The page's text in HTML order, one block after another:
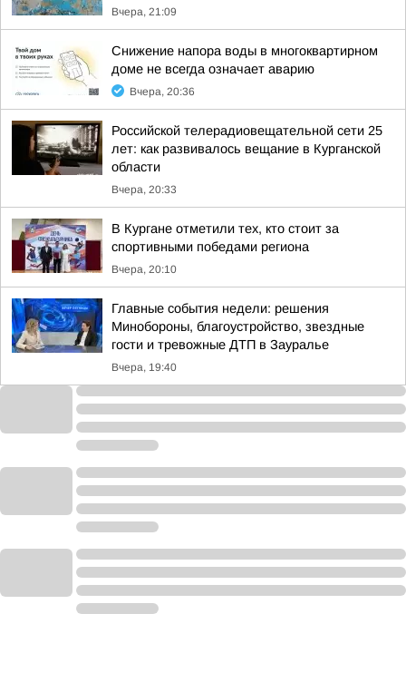
Вчера, 21:09
Снижение напора воды в многоквартирном
доме не всегда означает аварию
Вчера, 20:36
Российской телерадиовещательной сети 25
лет: как развивалось вещание в Курганской
области
Вчера, 20:33
В Кургане отметили тех, кто стоит за
спортивными победами региона
Вчера, 20:10
Главные события недели: решения
Минобороны, благоустройство, звездные
гости и тревожные ДТП в Зауралье
Вчера, 19:40